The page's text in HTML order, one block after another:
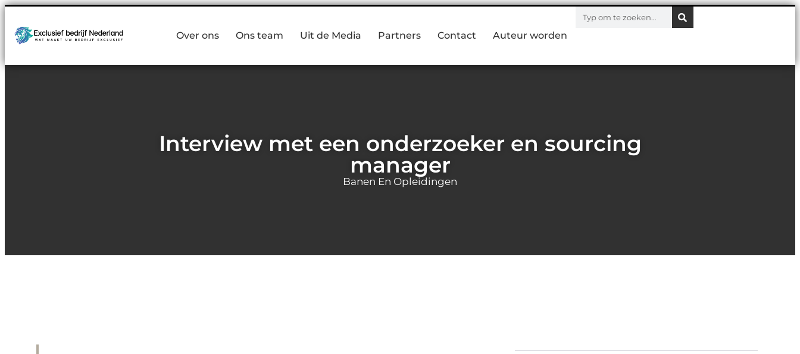
Over ons Ons team Uit de Media Partners Contact Auteur worden
Interview met een onderzoeker en sourcing
manager
Banen En Opleidingen